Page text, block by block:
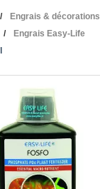
Engrais & décorations
Engrais Easy-Life